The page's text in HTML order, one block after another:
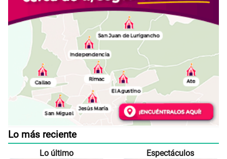
Lo más reciente
Lo último Espectáculos